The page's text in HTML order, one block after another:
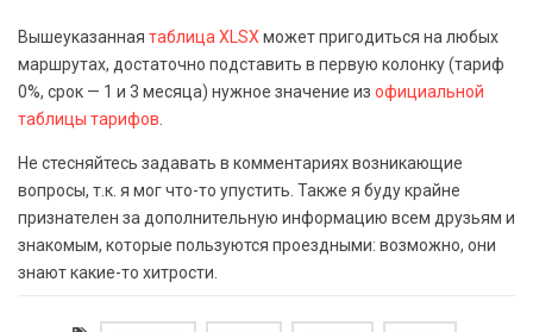
Вышеуказанная таблица XLSXможет пригодиться на любых
маршрутах, достаточно подставить в первую колонку (тариф
0%, срок — 1 и 3 месяца) нужное значение из официальной
таблицы тарифов.
Не стесняйтесь задавать в комментариях возникающие
вопросы, т.к. я мог что-то упустить. Также я буду крайне
признателен за дополнительную информацию всем друзьям и
знакомым, которые пользуются проездными: возможно, они
знают какие-то хитрости.